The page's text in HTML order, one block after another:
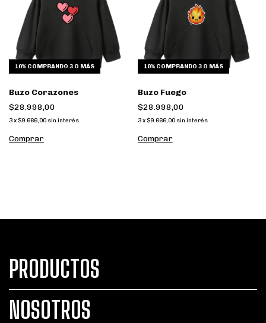
10% COMPRANDO 3 O MÁS
Buzo Corazones
$28.998,00
3x $9.666,00 sin interés
Comprar
10% COMPRANDO 3 O MÁS
Buzo Fuego
$28.998,00
3 x $9.666,00 sin interés
Comprar
PRODUCTOS
NOSOTROS